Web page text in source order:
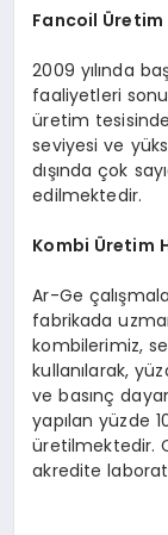
Fancoil Üretim
2009 yılında
faaliyetleri
üretim
seviyesi ve
dışında çok
edilmektedir.
Kombi Üretim
Ar-Ge
fabrikada
kombilerimiz,
kullanılarak,
ve basınç
yapılan yüzde
üretilmektedir.
akredite